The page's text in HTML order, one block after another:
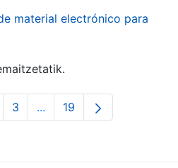
material electrónico para
Orrialdea
3 ...Intermediate Pages Use
Orrialdea
19